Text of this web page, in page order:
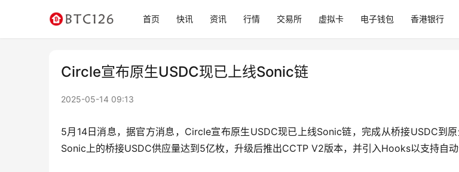
首页 快讯 资讯 行情 交易所 虚拟卡 电子钱包 香港银行
Circle宣布原生USDC现已上线Sonic链
2025-05-14 09:13
5月14日消息，据官方消息，Circle宣布原生USDC现已上线Sonic链，完成从桥接USDC到
Sonic上的桥接USDC供应量达到5亿枚，升级后推出CCTP V2版本，并引入Hooks以支持自动